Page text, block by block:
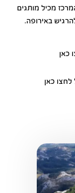
מכיל מותגים
באירופה.
כאן
כאן